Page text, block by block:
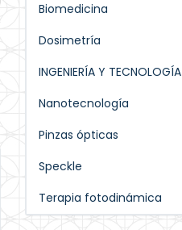
Biomedicina
Dosimetría
INGENIERÍA Y TECNOLOGÍA
Nanotecnología
Pinzas ópticas
Speckle
Terapia fotodinámica